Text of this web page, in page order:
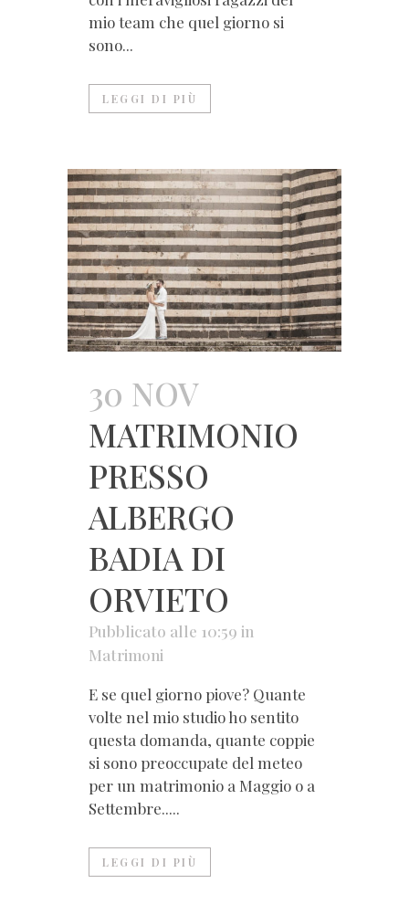
mio team che quel giorno si
sono...
LEGGI DI PIÙ
30 NOV
MATRIMONIO
PRESSO
ALBERGO
BADIA DI
ORVIETO
Pubblicato alle 10:59 in
Matrimoni
E se quel giorno piove? Quante
volte nel mio studio ho sentito
questa domanda, quante coppie
si sono preoccupate del meteo
per un matrimonio a Maggio o a
Settembre.....
LEGGI DI PIÙ